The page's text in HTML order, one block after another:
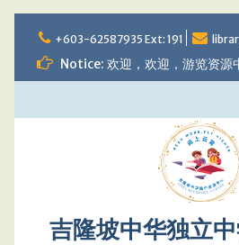
to
content
+603-62587935 Ext: 191
Notice: 欢迎，欢迎，游览资源
吉隆坡中华独立